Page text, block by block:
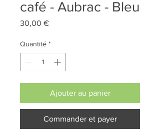
café - Aubrac - Bleu
30,00 €Prix
Quantité *
Ajouter au panier
Commander et payer